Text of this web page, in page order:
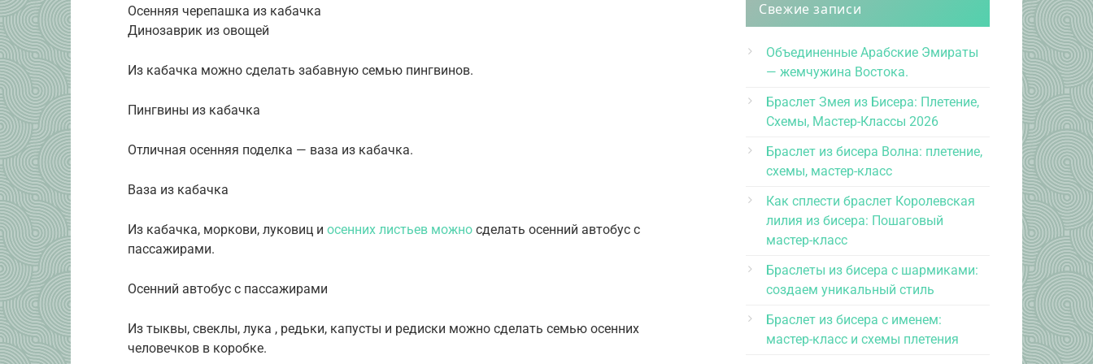
Осенняя черепашка из кабачка
Динозаврик из овощей
Из кабачка можно сделать забавную семью пингвинов.
Пингвины из кабачка
Отличная осенняя поделка — ваза из кабачка.
Ваза из кабачка
Из кабачка, моркови, луковиц и осенних листьев можно сделать осенний автобус с
пассажирами.
Осенний автобус с пассажирами
Из тыквы, свеклы, лука , редьки, капусты и редиски можно сделать семью осенних
человечков в коробке.
Свежие записи
Объединенные Арабские Эмираты
— жемчужина Востока.
Браслет Змея из Бисера: Плетение,
Схемы, Мастер-Классы 2026
Браслет из бисера Волна: плетение,
схемы, мастер-класс
Как сплести браслет Королевская
лилия из бисера: Пошаговый
мастер-класс
Браслеты из бисера с шармиками:
создаем уникальный стиль
Браслет из бисера с именем:
мастер-класс и схемы плетения